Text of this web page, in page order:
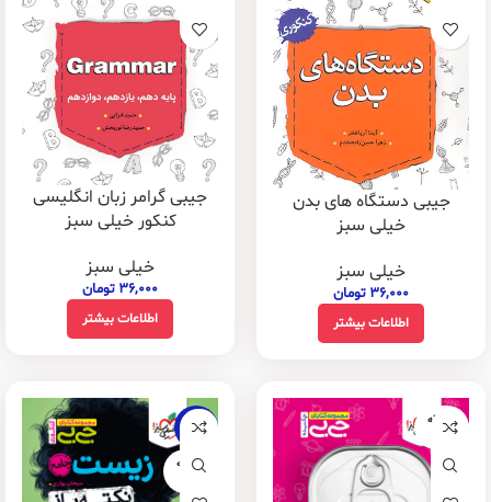
جیبی دستگاه های بدن
خیلی سبز
خیلی سبز
۳۶,۰۰۰ تومان
اطلاعات بیشتر
جیبی گرامر زبان انگلیسی
کنکور خیلی سبز
خیلی سبز
۳۶,۰۰۰ تومان
اطلاعات بیشتر
فروخته
شده
-16%
فروخته